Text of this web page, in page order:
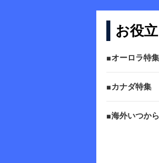
お役
■オーロラ特集
■カナダ特集
■海外いつか